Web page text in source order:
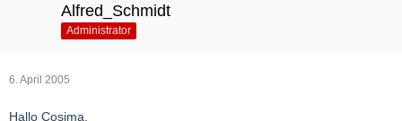
Alfred_Schmidt
Administrator
6. April 2005
Hallo Cosima,